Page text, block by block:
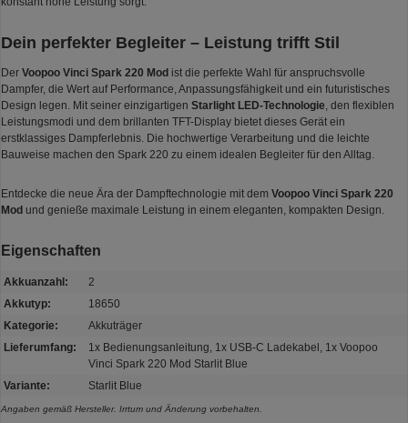
Dein perfekter Begleiter – Leistung trifft Stil
Der Voopoo Vinci Spark 220 Mod ist die perfekte Wahl für anspruchsvolle
Dampfer, die Wert auf Performance, Anpassungsfähigkeit und ein futuristisches
Design legen. Mit seiner einzigartigen Starlight LED-Technologie , den flexiblen
Leistungsmodi und dem brillanten TFT-Display bietet dieses Gerät ein
erstklassiges Dampferlebnis. Die hochwertige Verarbeitung und die leichte
Bauweise machen den Spark 220 zu einem idealen Begleiter für den Alltag.
Entdecke die neue Ära der Dampftechnologie mit dem Voopoo Vinci Spark 220
Mod und genieße maximale Leistung in einem eleganten, kompakten Design.
Eigenschaften
Akkuanzahl:
2
Akkutyp:
18650
Kategorie:
Akkuträger
Lieferumfang:
1x Bedienungsanleitung, 1x USB-C Ladekabel, 1x Voopoo
Vinci Spark 220 Mod Starlit Blue
Variante:
Starlit Blue
Angaben gemäß Hersteller. Irrtum und Änderung vorbehalten.